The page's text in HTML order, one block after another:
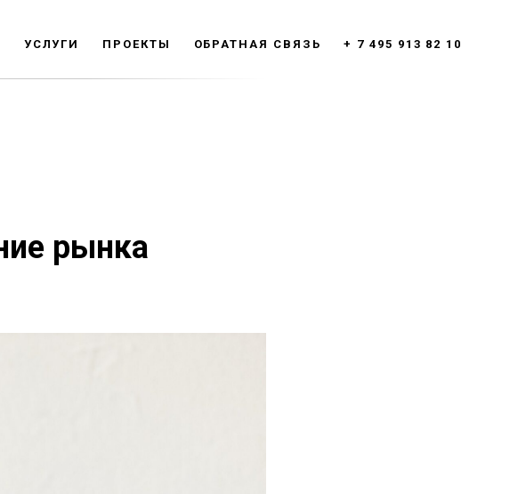
УСЛУГИ ПРОЕКТЫ ОБРАТНАЯ СВЯЗЬ + 7 495 913 82 10
рынка